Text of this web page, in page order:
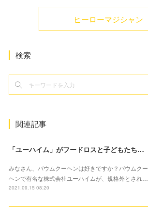
ヒーローマジシャン
検索
関連記事
「ユーハイム」がフードロスと子どもたちへの寄付にもつながる規格外の商品「シェアザバウム」を販売
みなさん、バウムクーヘンは好きですか？バウムクー
ヘンで有名な株式会社ユーハイムが、規格外とされ…
2021.09.15 08:20